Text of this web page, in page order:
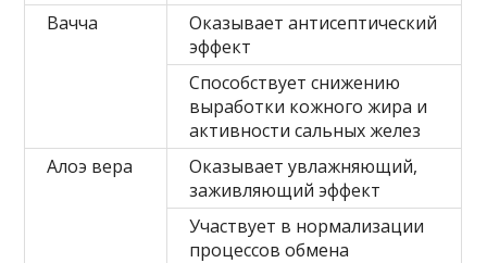
Вачча
Оказывает антисептический
эффект
Способствует снижению
выработки кожного жира и
активности сальных желез
Алоэ вера
Оказывает увлажняющий,
заживляющий эффект
Участвует в нормализации
процессов обмена